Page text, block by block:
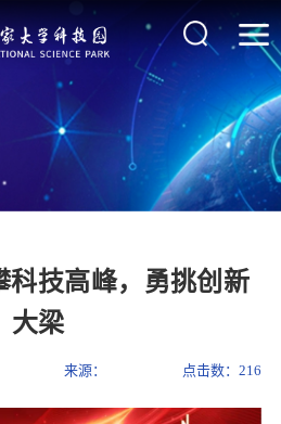
科技高峰，勇挑创新
大梁
来源： 点击数：216